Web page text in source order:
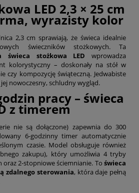
LED 2,3 × 25 cm
wyrazisty kolor
2,3 cm sprawiają, że świeca idealnie
świeczników stożkowych. Ta
świeca stożkowa LED wprowadza
kolorystyczny – doskonały na stół w
czy kompozycję świąteczną. Jedwabiste
nowoczesny, schludny wygląd.
pracy – świeca
z timerem
nie są dołączone) zapewnia do 300
6-godzinny timer automatycznie
czasie. Model obsługuje również
zakupu), który umożliwia 4 tryby
oraz 2-stopniowe ściemnianie. To świeca
zdalnego sterowania, która daje pełną